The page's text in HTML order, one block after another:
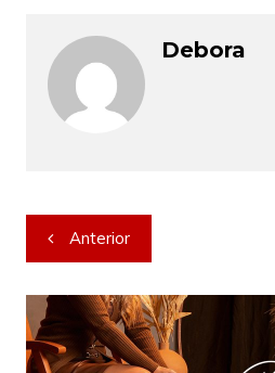
Debora
Navegação
de
Post
Anterior